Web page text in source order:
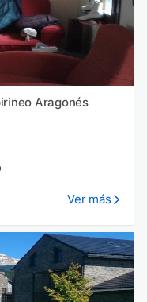
Aragonés
Ver más